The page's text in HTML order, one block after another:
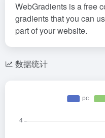
WebGradients is a free
gradients that you can
part of your website.
数据统计